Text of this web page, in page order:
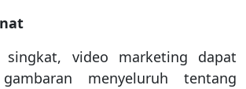
singkat, video marketing dapat
menyeluruh tentang